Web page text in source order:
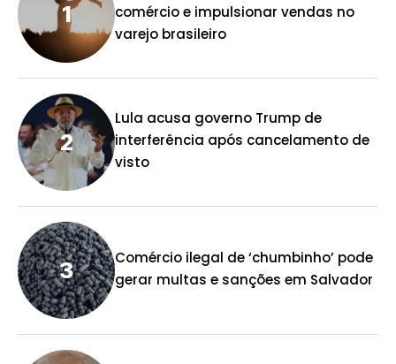
comércio e impulsionar vendas no
varejo brasileiro
Lula acusa governo Trump de
interferência após cancelamento de
visto
Comércio ilegal de ‘chumbinho’ pode
gerar multas e sanções em Salvador